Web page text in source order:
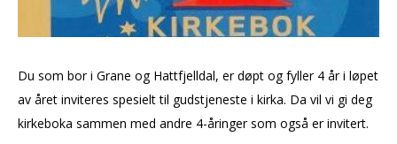
Du som bor i Grane og Hattfjelldal, er døpt og fyller 4 år i løpet
av året inviteres spesielt til gudstjeneste i kirka. Da vil vi gi deg
kirkeboka sammen med andre 4-åringer som også er invitert.